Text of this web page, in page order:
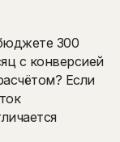
300
с конверсией
Если